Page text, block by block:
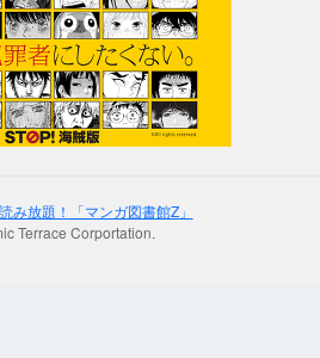
み放題！「マンガ図書館Z」
Terrace Corportation.